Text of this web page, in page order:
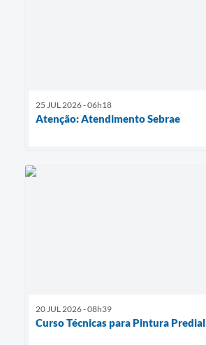
25 JUL 2026 - 06h18
Atenção: Atendimento Sebrae
20 JUL 2026 - 08h39
Curso Técnicas para Pintura Predial